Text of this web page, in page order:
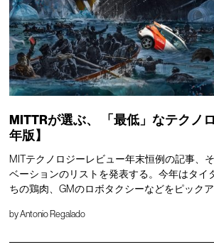
MITTRが選ぶ、 「最低」なテクノ
年版】
MITテクノロジーレビュー年末恒例の記事、
ベーションのリストを発表する。今年はタイ
ちの鶏肉、GMのロボタクシーなどをピックア
byAntonio Regalado